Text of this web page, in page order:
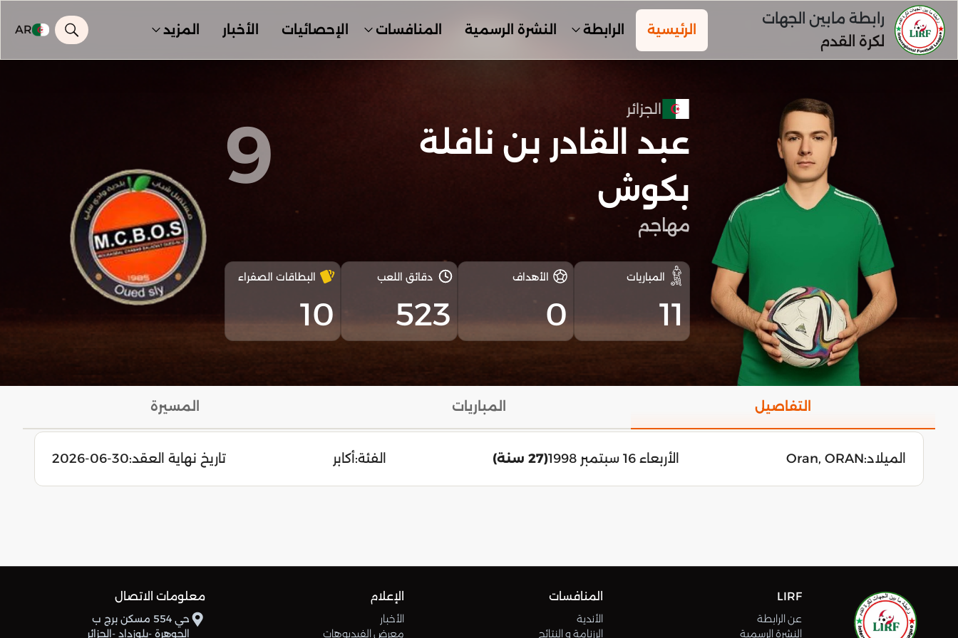
رابطة مابين الجهات
لكرة القدم
الرئيسية الرابطة النشرة الرسمية المنافسات الإحصائيات الأخبار المزيد AR
الجزائر
عبد القادر بن نافلة
بكوش
مهاجم
المباريات
11
الأهداف
0
دقائق اللعب
523
البطاقات الصفراء
10
9
التفاصيل المباريات المسيرة
الميلاد:Oran, ORAN الأربعاء 16 سبتمبر 1998 (27 سنة) الفئة:أكابر تاريخ نهاية العقد:2026-06-30
LIRF
عن الرابطة
النشرة الرسمية
المنافسات
الأندية
الرزنامة و النتائج
الإعلام
الأخبار
معرض الفيديوهات
معلومات الاتصال
حي 554 مسكن برج ب
الجوهرة -بلوزداد -الجزائر